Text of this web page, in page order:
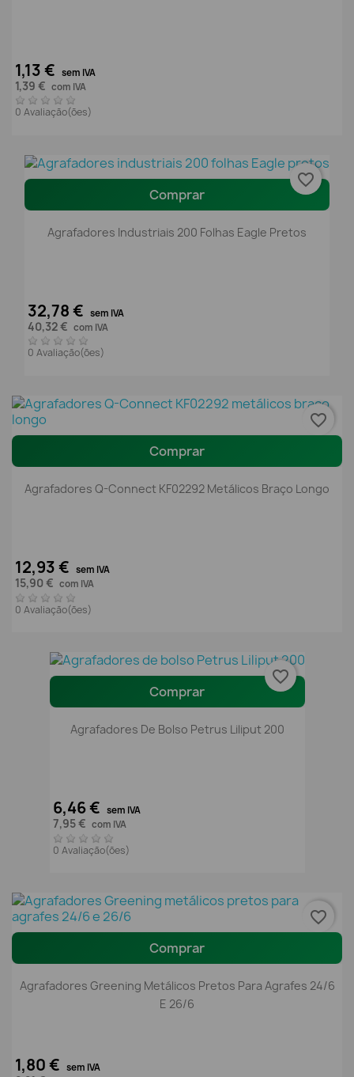
1,13 € sem IVA
1,39 € com IVA
0 Avaliação(ões)
Comprar
Agrafadores Industriais 200 Folhas Eagle Pretos
32,78 € sem IVA
40,32 € com IVA
0 Avaliação(ões)
favorite_border
Comprar
Agrafadores Q-Connect KF02292 Metálicos Braço Longo
12,93 € sem IVA
15,90 € com IVA
0 Avaliação(ões)
favorite_border
Comprar
Agrafadores De Bolso Petrus Liliput 200
6,46 € sem IVA
7,95 € com IVA
0 Avaliação(ões)
favorite_border
Comprar
Agrafadores Greening Metálicos Pretos Para Agrafes 24/6
E 26/6
1,80 € sem IVA
favorite_border